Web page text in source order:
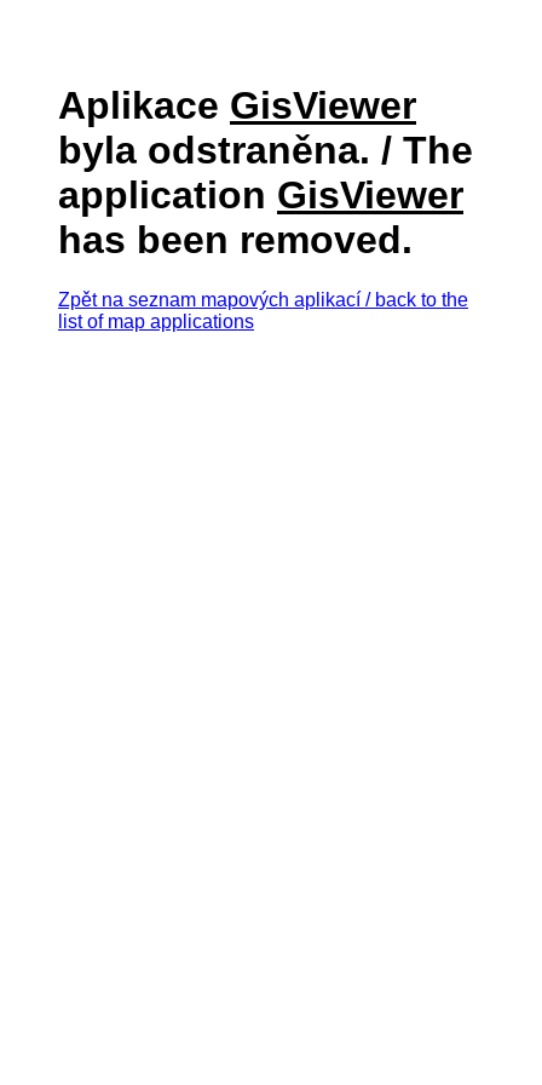
Aplikace GisViewer
byla odstraněna. / The
application GisViewer
has been removed.
Zpět na seznam mapových aplikací / back to the
list of map applications